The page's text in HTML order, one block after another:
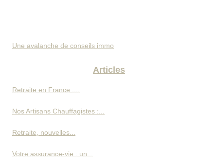
Une avalanche de conseils immo
Articles
Retraite en France :...
Nos Artisans Chauffagistes :...
Retraite, nouvelles...
Votre assurance-vie : un...